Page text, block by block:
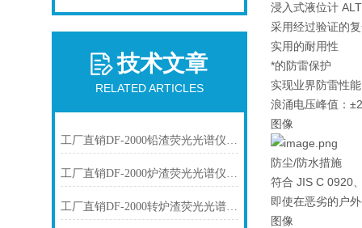
技术文章
RELATED ARTICLES
工厂直销DF-2000铅渣荧光光谱仪技术参数
工厂直销DF-2000炉渣荧光光谱仪技术参数
工厂直销DF-2000转炉渣荧光光谱仪技术参数
浸入式液位计
采用经过验证的
实用的耐用性
*的防雷保护
实现业界防雷性
浪涌电压峰值：
图像
防尘/防水措施
符合 JIS C 0920
即使在恶劣的户
图像